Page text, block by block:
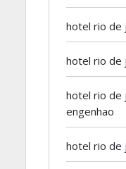
hotel rio de
hotel rio de
hotel rio de
engenhao
hotel rio de